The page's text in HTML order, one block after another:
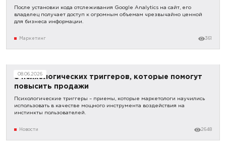
После установки кода отслеживания Google Analytics на сайт, его
владелец получает доступ к огромным объемам чрезвычайно ценной
для бизнеса информации.
Маркетинг 361
08.06.2026
8 психологических триггеров, которые помогут
повысить продажи
Психологические триггеры – приемы, которые маркетологи научились
использовать в качестве мощного инструмента воздействия на
инстинкты пользователей.
Новости 2648